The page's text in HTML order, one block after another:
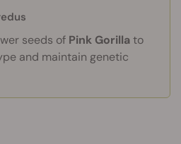
seeds of Pink Gorillato
and maintain genetic